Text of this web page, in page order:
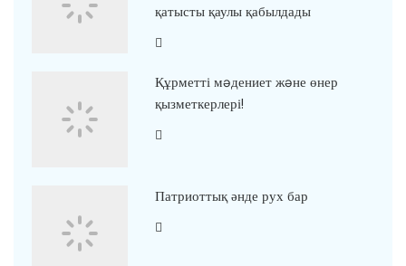
қатысты қаулы қабылдады
Құрметті мəдениет жəне өнер
қызметкерлері!
Патриоттық әнде рух бар